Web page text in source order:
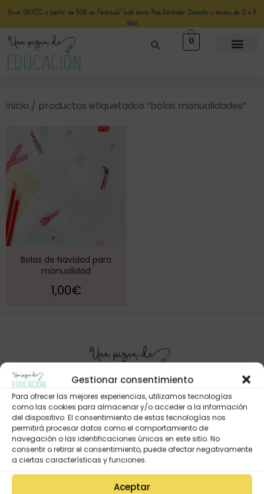
Gestionar consentimiento
Para ofrecer las mejores experiencias, utilizamos tecnologías
como las cookies para almacenar y/o acceder a la información
del dispositivo. El consentimiento de estas tecnologías nos
permitirá procesar datos como el comportamiento de
navegación o las identificaciones únicas en este sitio. No
consentir o retirar el consentimiento, puede afectar negativamente
a ciertas características y funciones.
Aceptar
Envío GRATIS a partir de 50€ en Península* (solo envio Paq Estándar Domicilio y envíos de 3 a 5
días)
0
inicio / productos etiquetados “bolas manualidades”
Bolas de Navidad para
manualidad
1,00€
Mi Cuenta
Lista de deseos
Mi Perfil
Descargas